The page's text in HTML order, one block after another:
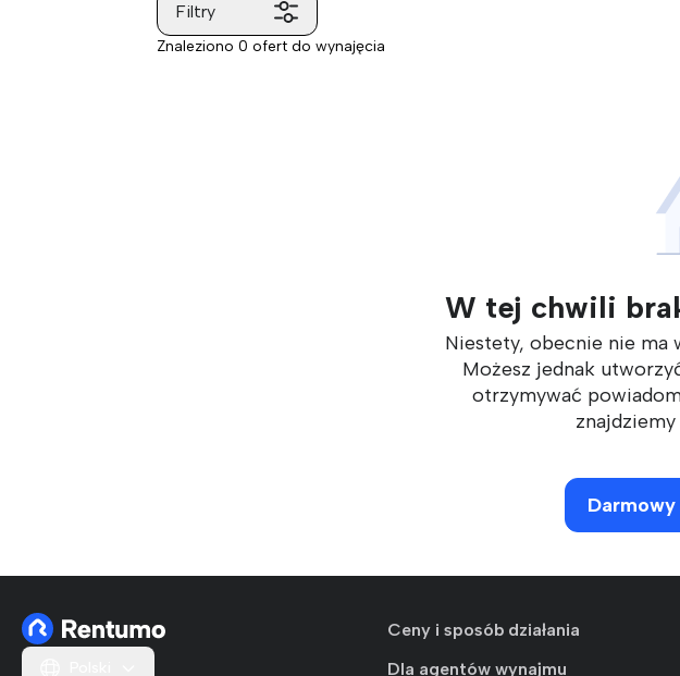
Filtry
Znaleziono 0 ofert do wynajęcia
W tej chwili
Niestety, obecnie nie ma
Możesz jednak
otrzymywać
Ceny i sposób działania
Dla agentów wynajmu